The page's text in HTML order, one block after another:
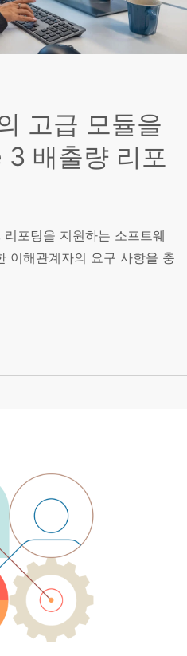
고급 모듈을
배출량 리포
포팅을 지원하는 소프트웨
이해관계자의 요구 사항을 충